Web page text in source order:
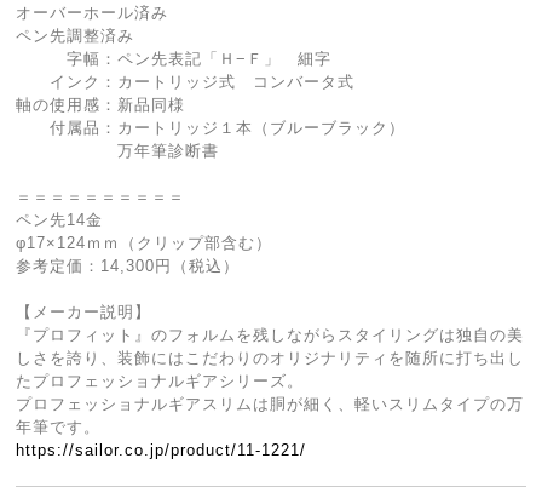
オーバーホール済み
ペン先調整済み
字幅：ペン先表記「Ｈ−Ｆ」 細字
インク：カートリッジ式 コンバータ式
軸の使用感：新品同様
付属品：カートリッジ１本（ブルーブラック）
万年筆診断書
＝＝＝＝＝＝＝＝＝＝
ペン先14金
φ17×124ｍｍ（クリップ部含む）
参考定価：14,300円（税込）
【メーカー説明】
『プロフィット』のフォルムを残しながらスタイリングは独自の美
しさを誇り、装飾にはこだわりのオリジナリティを随所に打ち出し
たプロフェッショナルギアシリーズ。
プロフェッショナルギアスリムは胴が細く、軽いスリムタイプの万
年筆です。
https://sailor.co.jp/product/11-1221/